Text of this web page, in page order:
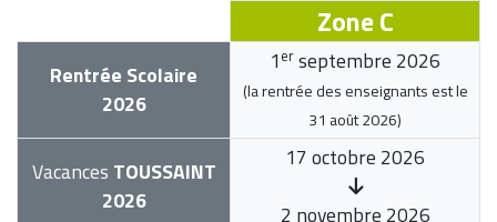
Zone C
Rentrée Scolaire
2026
1 er septembre 2026
(la rentrée des enseignants est le
31 août 2026)
Vacances TOUSSAINT
2026
17 octobre 2026
2 novembre 2026